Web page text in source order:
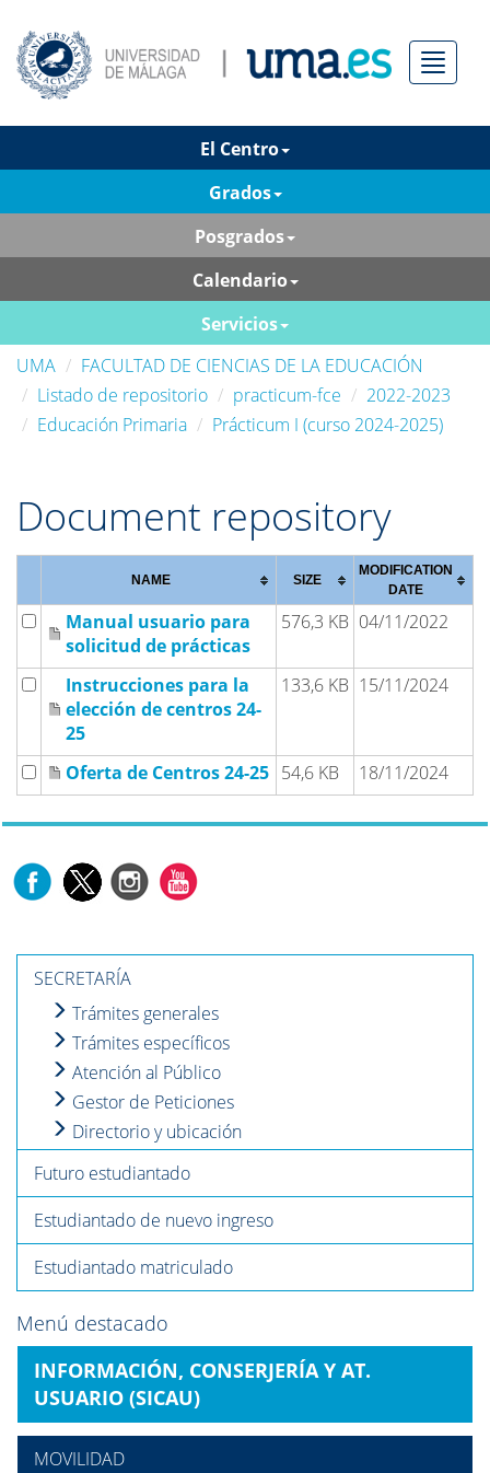
Menú
El Centro
Grados
Posgrados
Calendario
Servicios
UMA
FACULTAD DE CIENCIAS DE LA EDUCACIÓN
Listado de repositorio
practicum-fce
2022-2023
Educación Primaria
Prácticum I (curso 2024-2025)
Document repository
NAME SIZE
MODIFICATION
DATE
Manual usuario para
solicitud de prácticas
576,3 KB 04/11/2022
Instrucciones para la
elección de centros 24-
25
133,6 KB 15/11/2024
Oferta de Centros 24-25 54,6 KB 18/11/2024
SECRETARÍA
Trámites generales
Trámites específicos
Atención al Público
Gestor de Peticiones
Directorio y ubicación
Futuro estudiantado
Estudiantado de nuevo ingreso
Estudiantado matriculado
Menú destacado
INFORMACIÓN, CONSERJERÍA Y AT.
USUARIO (SICAU)
MOVILIDAD